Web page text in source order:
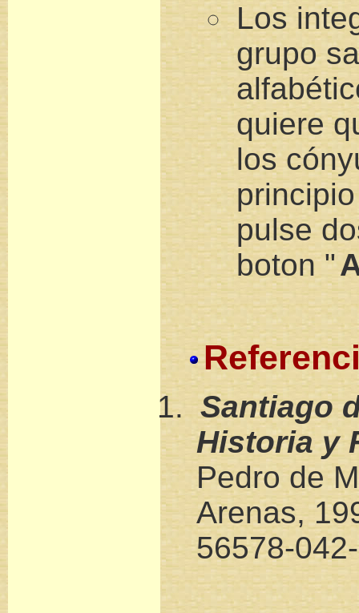
Los
grupo
quiere
los
pulse
boton "
Santiago
Historia y
Pedro de
Arenas,
56578-